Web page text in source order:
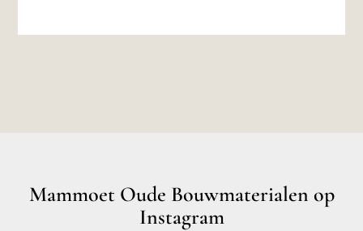
Mammoet Oude Bouwmaterialen op
Instagram